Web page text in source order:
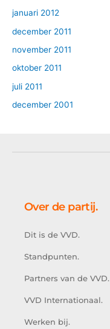
januari 2012
december 2011
november 2011
oktober 2011
juli 2011
december 2001
Over de partij.
Dit is de VVD.
Standpunten.
Partners van de VVD.
VVD Internationaal.
Werken bij.